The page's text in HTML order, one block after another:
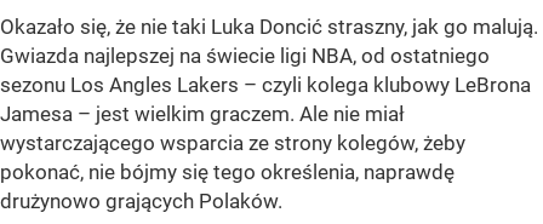
Okazało się, że nie taki Luka Doncić straszny, jak go malują.
Gwiazda najlepszej na świecie ligi NBA, od ostatniego
sezonu Los Angles Lakers – czyli kolega klubowy LeBrona
Jamesa – jest wielkim graczem. Ale nie miał
wystarczającego wsparcia ze strony kolegów, żeby
pokonać, nie bójmy się tego określenia, naprawdę
drużynowo grających Polaków.